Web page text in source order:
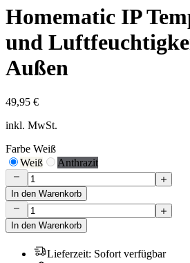
Homematic IP
und
Außen
49,95 €
inkl. MwSt.
Farbe Weiß
Weiß
Anthrazit
In den Warenkorb
In den Warenkorb
Lieferzeit: Sofort verfügbar